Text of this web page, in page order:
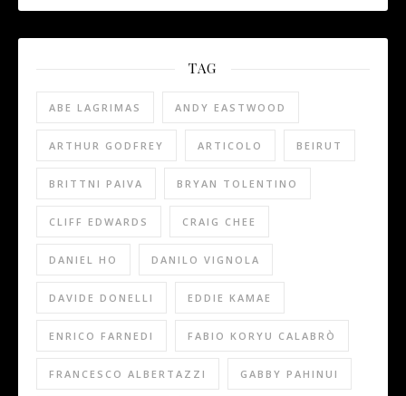
TAG
ABE LAGRIMAS ANDY EASTWOOD
ARTHUR GODFREY ARTICOLO BEIRUT
BRITTNI PAIVA BRYAN TOLENTINO
CLIFF EDWARDS CRAIG CHEE
DANIEL HO DANILO VIGNOLA
DAVIDE DONELLI EDDIE KAMAE
ENRICO FARNEDI FABIO KORYU CALABRÒ
FRANCESCO ALBERTAZZI GABBY PAHINUI